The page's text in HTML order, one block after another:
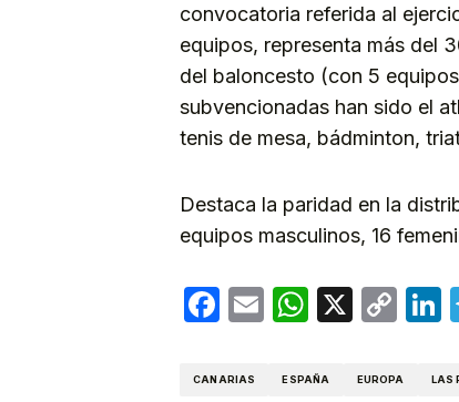
convocatoria referida al
equipos, representa más del
del baloncesto (con 5
subvencionadas han sido el
tenis de mesa, bádminton,
Destaca la paridad en la
equipos masculinos, 16
Facebook
Email X
CANARIAS ESPAÑA EUROPA LAS